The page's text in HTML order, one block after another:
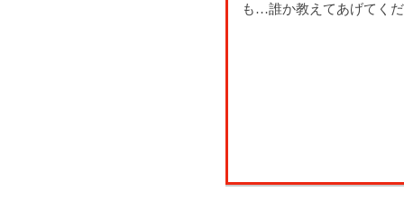
も…誰か教えてあげてく